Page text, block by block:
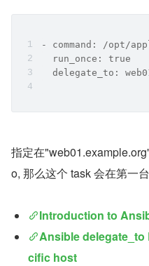
- command: /opt/
  run_once: true
delegate_to:
指定在
o, 那么这个 task 会在第一
Introduction to
Ansible delegate_to
cific host